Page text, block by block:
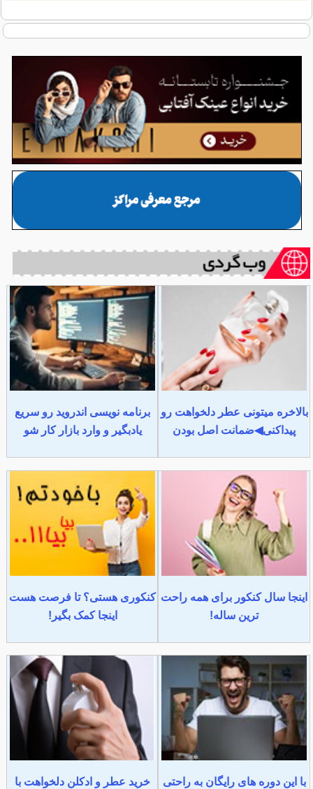
بالاخره میتونی عطر دلخواهت رو
پیداکنی◀ضمانت اصل بودن
برنامه نویسی اندروید رو سریع
یادبگیر و وارد بازار کار شو
اینجا سال کنکور برای همه راحت
ترین ساله!
کنکوری هستی؟ تا فرصت هست
اینجا کمک بگیر!
با این دوره های رایگان به راحتی خرید عطر و ادکلن دلخواهت با